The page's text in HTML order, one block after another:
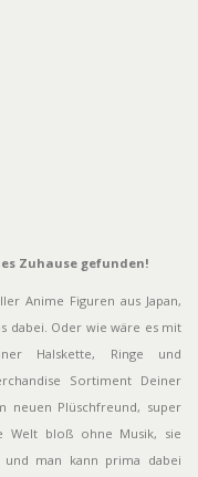
Zuhause gefunden!
Anime Figuren aus Japan,
dabei. Oder wie wäre es mit
Halskette, Ringe und
Sortiment Deiner
neuen Plüschfreund, super
Welt bloß ohne Musik, sie
man kann prima dabei